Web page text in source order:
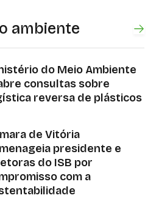
ambiente
do Meio Ambiente
consultas sobre
reversa de plásticos
de Vitória
presidente e
do ISB por
com a